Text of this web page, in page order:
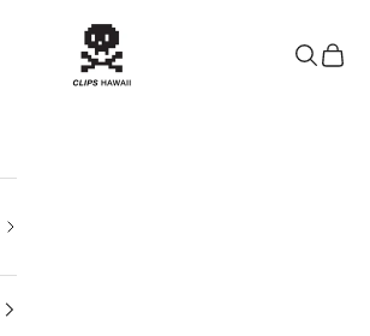
CLIPS HAWAII
検索カー